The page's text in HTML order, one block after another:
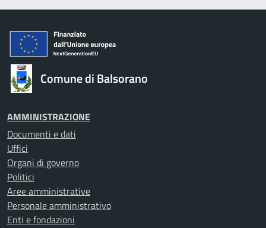
Comune di Balsorano
AMMINISTRAZIONE
Documenti e dati
Uffici
Organi di governo
Politici
Aree amministrative
Personale amministrativo
Enti e fondazioni